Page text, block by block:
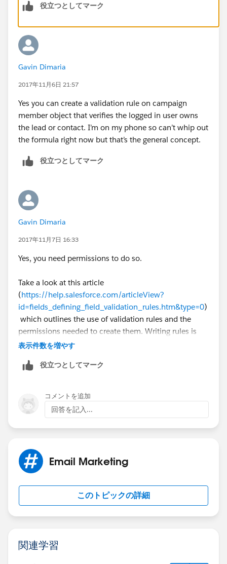
役立つとしてマーク
Gavin Dimaria
2017年11月6日 21:57
Yes you can create a validation rule on campaign
member object that verifies the logged in user owns
the lead or contact. I’m on my phone so can’t whip out
the formula right now but that’s the general concept.
役立つとしてマーク
Gavin Dimaria
2017年11月7日 16:33
Yes, you need permissions to do so.
Take a look at this article
(https://help.salesforce.com/articleView?
id=fields_defining_field_validation_rules.htm&type=0)
which outlines the use of validation rules and the
permissions needed to create them. Writing rules is
very familiar to writing formulas so you can add in
campaigns or ignore other campaigns.
表示件数を増やす
役立つとしてマーク
コメントを追加
回答を記入...
Email Marketing
このトピックの詳細
関連学習